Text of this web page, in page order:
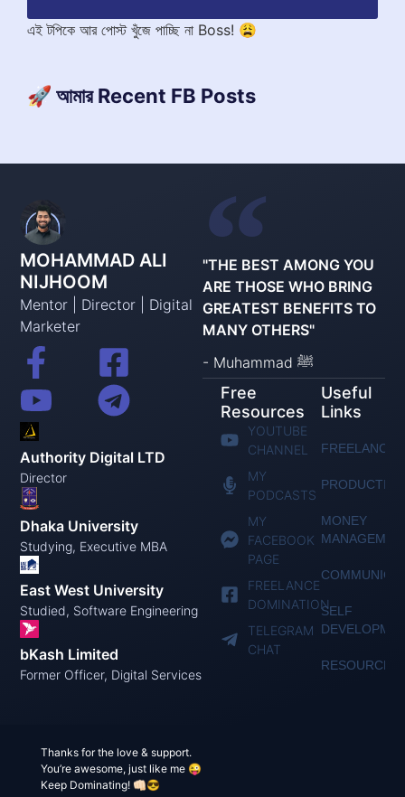
এই টপিকে আর পোস্ট খুঁজে পাচ্ছি না Boss! 😩
🚀 আমার Recent FB Posts
MOHAMMAD ALI
NIJHOOM
Mentor | Director | Digital
Marketer
Authority Digital LTD
Director
Dhaka University
Studying, Executive MBA
East West University
Studied, Software Engineering
bKash Limited
Former Officer, Digital Services
"THE BEST AMONG YOU
ARE THOSE WHO BRING
GREATEST BENEFITS TO
MANY OTHERS"
- Muhammad ﷺ
Free
Resources
YOUTUBE
CHANNEL
MY
PODCASTS
MY
FACEBOOK
PAGE
FREELANCE
DOMINATION
TELEGRAM
CHAT
Useful
Links
MONEY
SELF
RESOURCES
Thanks for the love & support.
You’re awesome, just like me 😜
Keep Dominating! 👊🏻😎